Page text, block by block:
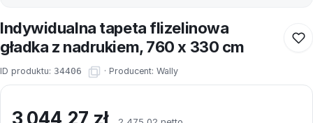
Indywidualna tapeta flizelinowa
gładka z nadrukiem, 760 x 330 cm
ID produktu: 34406 · Producent: Wally
3 044,27 zł